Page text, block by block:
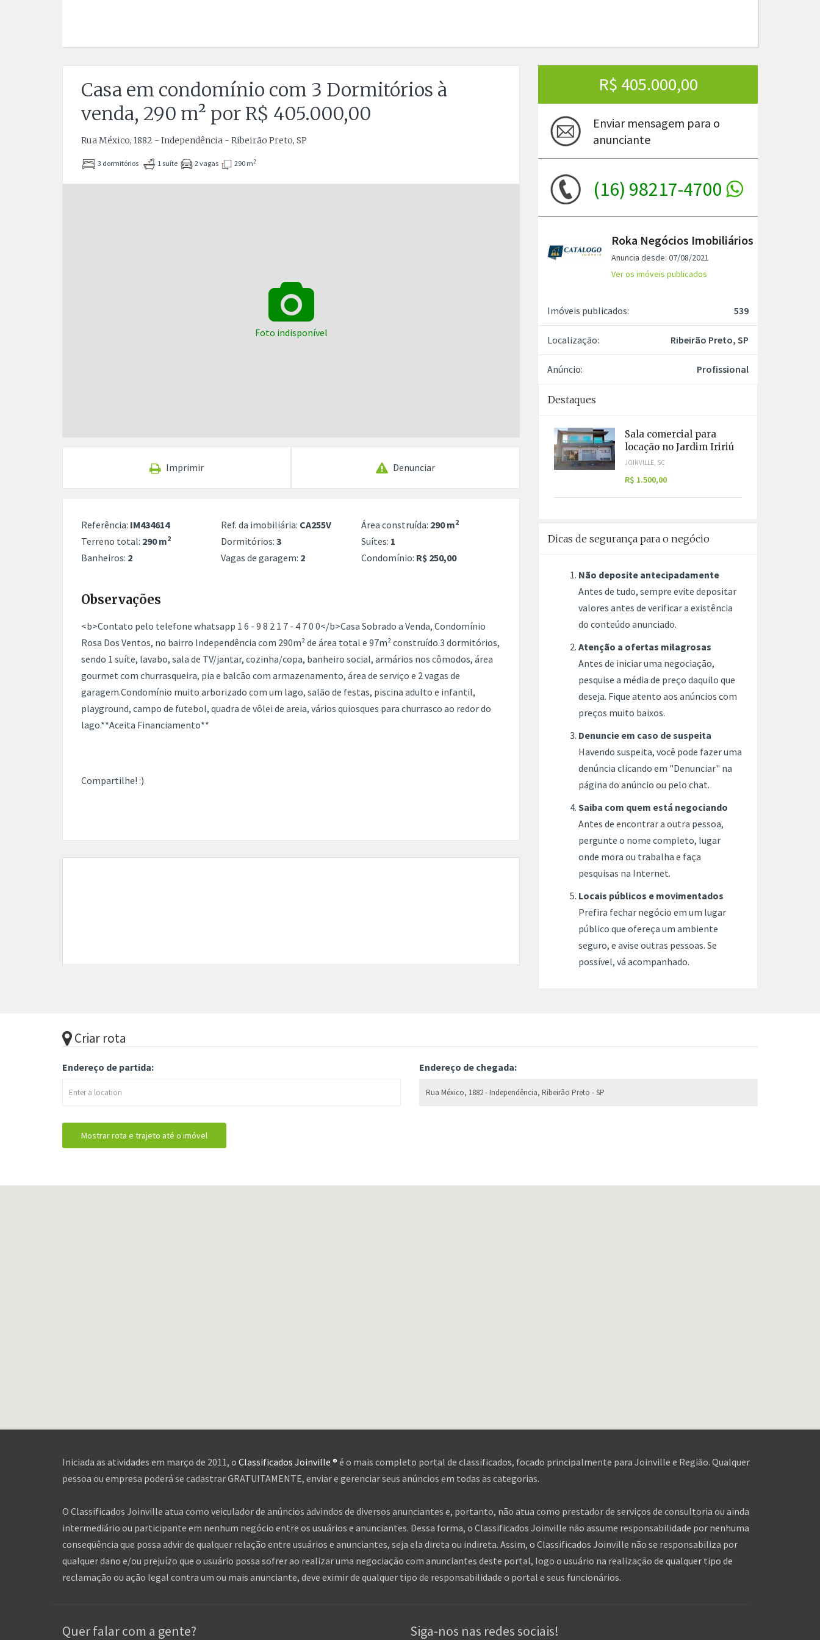
Casa em condomínio com 3 Dormitórios à
venda, 290 m² por R$ 405.000,00
Rua México, 1882 - Independência - Ribeirão Preto, SP
3 dormitórios 1 suíte 2 vagas 290 m2
Foto indisponível
Imprimir Denunciar
Referência: IM434614 Ref. da imobiliária: CA255V Área construída: 290 m2
Terreno total: 290 m2 Dormitórios:3 Suítes: 1
Banheiros: 2 Vagas de garagem: 2 Condomínio: R$ 250,00
Observações
<b>Contato pelo telefone whatsapp 1 6 - 9 8 2 1 7 - 4 7 0 0</b>Casa Sobrado a Venda, Condomínio
Rosa Dos Ventos, no bairro Independência com 290m² de área total e 97m² construído.3 dormitórios,
sendo 1 suíte, lavabo, sala de TV/jantar, cozinha/copa, banheiro social, armários nos cômodos, área
gourmet com churrasqueira, pia e balcão com armazenamento, área de serviço e 2 vagas de
garagem.Condomínio muito arborizado com um lago, salão de festas, piscina adulto e infantil,
playground, campo de futebol, quadra de vôlei de areia, vários quiosques para churrasco ao redor do
lago.**Aceita Financiamento**
Compartilhe! :)
R$ 405.000,00
Enviar mensagem para o
anunciante
(16) 98217-4700
Roka Negócios Imobiliários
Anuncia desde: 07/08/2021
Ver os imóveis publicados
Imóveis publicados: 539
Localização: Ribeirão Preto, SP
Anúncio: Profissional
Destaques
Sala comercial para
locação no Jardim Iririú
JOINVILLE, SC
R$ 1.500,00
Dicas de segurança para o negócio
Não deposite antecipadamente
Antes de tudo, sempre evite depositar
valores antes de verificar a existência
do conteúdo anunciado.
Atenção a ofertas milagrosas
Antes de iniciar uma negociação,
pesquise a média de preço daquilo que
deseja. Fique atento aos anúncios com
preços muito baixos.
Denuncie em caso de suspeita
Havendo suspeita, você pode fazer uma
denúncia clicando em "Denunciar" na
página do anúncio ou pelo chat.
Saiba com quem está negociando
Antes de encontrar a outra pessoa,
pergunte o nome completo, lugar
onde mora ou trabalha e faça
pesquisas na Internet.
Locais públicos e movimentados
Prefira fechar negócio em um lugar
público que ofereça um ambiente
seguro, e avise outras pessoas. Se
possível, vá acompanhado.
Criar rota
Endereço de partida: Endereço de chegada:
Iniciada as atividades em março de 2011, o Classificados Joinville ® é o mais completo portal de classificados, focado principalmente para Joinville e Região. Qualquer
pessoa ou empresa poderá se cadastrar GRATUITAMENTE, enviar e gerenciar seus anúncios em todas as categorias.
O Classificados Joinville atua como veiculador de anúncios advindos de diversos anunciantes e, portanto, não atua como prestador de serviços de consultoria ou ainda
intermediário ou participante em nenhum negócio entre os usuários e anunciantes. Dessa forma, o Classificados Joinville não assume responsabilidade por nenhuma
conseqüência que possa advir de qualquer relação entre usuários e anunciantes, seja ela direta ou indireta. Assim, o Classificados Joinville não se responsabiliza por
qualquer dano e/ou prejuízo que o usuário possa sofrer ao realizar uma negociação com anunciantes deste portal, logo o usuário na realização de qualquer tipo de
reclamação ou ação legal contra um ou mais anunciante, deve eximir de qualquer tipo de responsabilidade o portal e seus funcionários.
Quer falar com a gente? Siga-nos nas redes sociais!